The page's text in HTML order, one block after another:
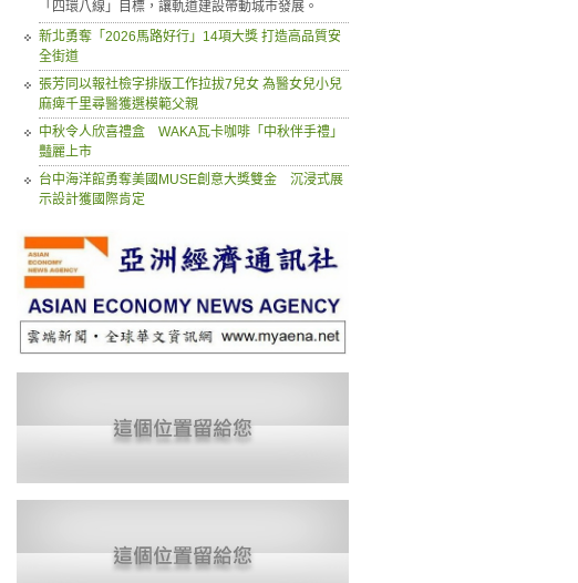
「四環八線」目標，讓軌道建設帶動城市發展。
新北勇奪「2026馬路好行」14項大獎 打造高品質安
全街道
張芳同以報社檢字排版工作拉拔7兒女 為醫女兒小兒
麻痺千里尋醫獲選模範父親
中秋令人欣喜禮盒 WAKA瓦卡咖啡「中秋伴手禮」
豔麗上市
台中海洋館勇奪美國MUSE創意大獎雙金 沉浸式展
示設計獲國際肯定